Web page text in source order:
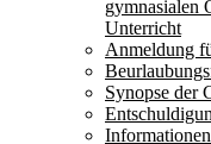
gymnasialen
Unterricht
Anmeldung
Synopse der